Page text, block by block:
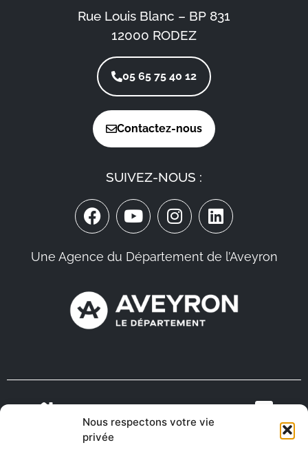
Nous respectons votre vie
privée
Rue Louis Blanc – BP 831
12000 RODEZ
05 65 75 40 12
Contactez-nous
SUIVEZ-NOUS :
Une Agence du Département de l’Aveyron
TOURISME
ON RECRUTE EN
AVEYRON